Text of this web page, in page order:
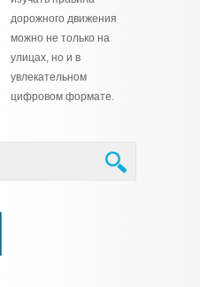
дорожного движения
можно не только на
улицах, но и в
увлекательном
цифровом формате.